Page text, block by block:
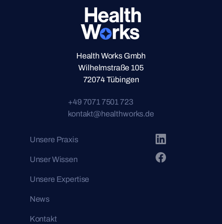
Health Works Gmbh
Wilhelmstraße 105
72074 Tübingen
+49 7071 7501 723
kontakt@healthworks.de
Unsere Praxis
Unser Wissen
Unsere Expertise
News
Kontakt